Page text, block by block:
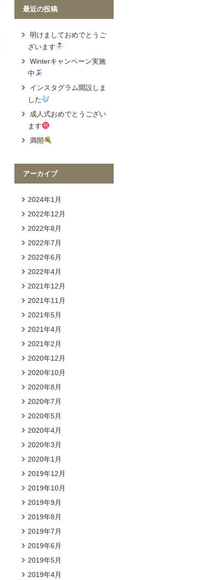
最近の投稿
明けましておめでとうご
ざいます
Winterキャンペーン実施
中
インスタグラム開設しま
した
成人式おめでとうござい
ます
満開
アーカイブ
2024年1月
2022年12月
2022年8月
2022年7月
2022年6月
2022年4月
2021年12月
2021年11月
2021年5月
2021年4月
2021年2月
2020年12月
2020年10月
2020年8月
2020年7月
2020年5月
2020年4月
2020年3月
2020年1月
2019年12月
2019年10月
2019年9月
2019年8月
2019年7月
2019年6月
2019年5月
2019年4月